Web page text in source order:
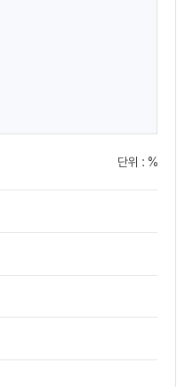
콘
단위 : %